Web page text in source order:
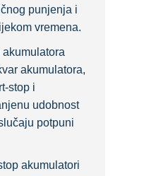
punjenja i
vremena.
akumulatora,
stop i
udobnost
potpuni
akumulatori